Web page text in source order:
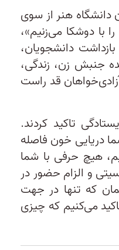
دانشگاه هنر از سوی
با دوشکا می‌زنیم»،
دانشجویان،
جنبش زن، زندگی،
قد راست
تاکید کردند.
دریایی خون فاصله
هیچ حرفی با شما
و الزام حضور در
که تنها در جهت
می‌کنیم که چیزی